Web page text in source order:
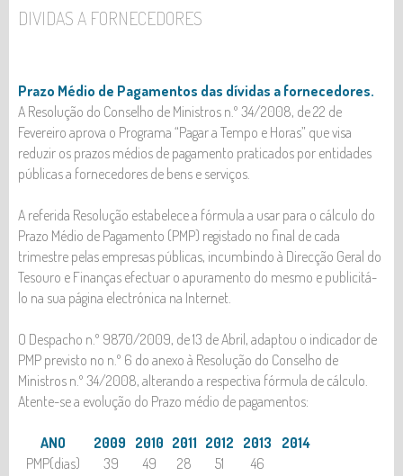
OPORTUNIDADE DE EMPREGO - NADADADOR-
SALVADOR
CONCURSOS PÚBLICOS
DIVIDAS A FORNECEDORES
Prazo Médio de Pagamentos das dívidas a fornecedores.
A Resolução do Conselho de Ministros n.º 34/2008, de 22 de
Fevereiro aprova o Programa “Pagar a Tempo e Horas” que visa
reduzir os prazos médios de pagamento praticados por entidades
públicas a fornecedores de bens e serviços.
A referida Resolução estabelece a fórmula a usar para o cálculo do
Prazo Médio de Pagamento (PMP) registado no final de cada
trimestre pelas empresas públicas, incumbindo à Direcção Geral do
Tesouro e Finanças efectuar o apuramento do mesmo e publicitá-
lo na sua página electrónica na Internet.
O Despacho n.º 9870/2009, de 13 de Abril, adaptou o indicador de
PMP previsto no n.º 6 do anexo à Resolução do Conselho de
Ministros n.º 34/2008, alterando a respectiva fórmula de cálculo.
Atente-se a evolução do Prazo médio de pagamentos:
ANO 2009 2010 2011 2012 2013
2014
PMP(dias)
39 49 28 51 46